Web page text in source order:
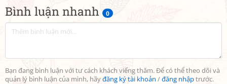
Bình luận nhanh 0
Bạn đang bình luận với tư cách khách viếng thăm. Để có thể theo dõi và
quản lý bình luận của mình, hãyđăng ký tài khoản /đăng nhậptrước.